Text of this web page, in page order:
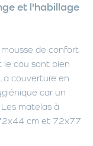
et l'habillage
de confort
le cou sont bien
couverture en
car un
matelas à
cm et 72x77